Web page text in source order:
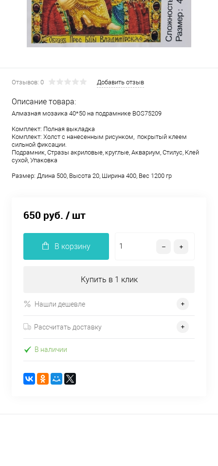
Отзывов: 0 Добавить отзыв
Описание товара:
Алмазная мозаика 40*50 на подрамнике BOS75209
Комплект: Полная выкладка
Комплект: Холст с нанесенным рисунком, покрытый клеем
сильной фиксации.
Подрамник, Стразы акриловые, круглые, Аквариум, Стилус, Клей
сухой, Упаковка
Размер: Длина 500, Высота 20, Ширина 400, Вес 1200 гр
650 руб. / шт
В корзину
Купить в 1 клик
Нашли дешевле
Рассчитать доставку
В наличии